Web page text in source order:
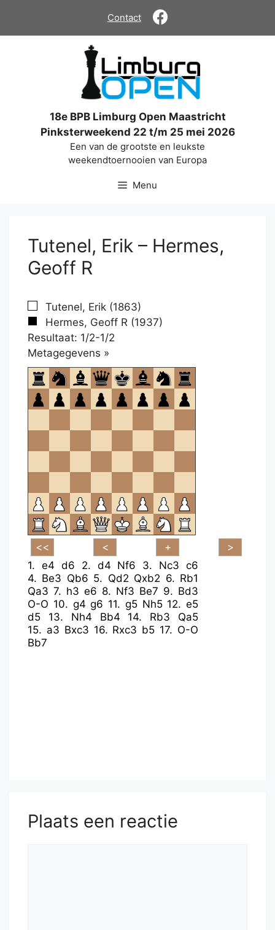
de
Contact
18e BPB Limburg Open Maastricht
Pinksterweekend 22 t/m 25 mei 2026
Een van de grootste en leukste
weekendtoernooien van Europa
Menu
Tutenel, Erik – Hermes,
Geoff R
Tutenel, Erik (1863)
Hermes, Geoff R (1937)
Resultaat: 1/2-1/2
Metagegevens »
om
te
openen.
1. e4 d6 2. d4 Nf6 3. Nc3 c6
4. Be3 Qb6 5. Qd2 Qxb2 6. Rb1
Qa3 7. h3 e6 8. Nf3 Be7 9. Bd3
O-O 10. g4 g6 11. g5 Nh5 12. e5
d5
13. Nh4 Bb4 14. Rb3
Qa5
15. a3 Bxc3 16. Rxc3 b5 17. O-O
Bb7
Plaats een reactie